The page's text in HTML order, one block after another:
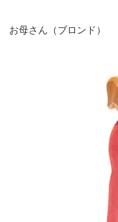
お母さん（ブロンド）